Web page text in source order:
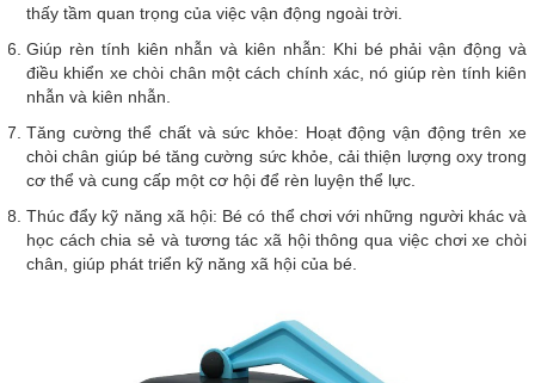
thấy tầm quan trọng của việc vận động ngoài trời.
Giúp rèn tính kiên nhẫn và kiên nhẫn: Khi bé phải vận động và
điều khiển xe chòi chân một cách chính xác, nó giúp rèn tính kiên
nhẫn và kiên nhẫn.
Tăng cường thể chất và sức khỏe: Hoạt động vận động trên xe
chòi chân giúp bé tăng cường sức khỏe, cải thiện lượng oxy trong
cơ thể và cung cấp một cơ hội để rèn luyện thể lực.
Thúc đẩy kỹ năng xã hội: Bé có thể chơi với những người khác và
học cách chia sẻ và tương tác xã hội thông qua việc chơi xe chòi
chân, giúp phát triển kỹ năng xã hội của bé.